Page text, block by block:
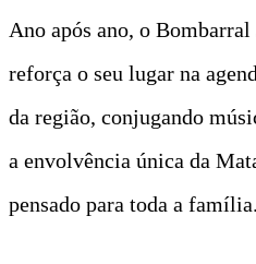
Ano após ano, o
reforça o seu lugar na
da região, conjugando
a envolvência única da
pensado para toda a família.